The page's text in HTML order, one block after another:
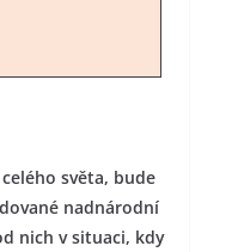
světa, bude
nadnárodní
nich v situaci, kdy